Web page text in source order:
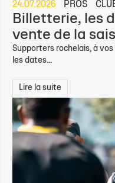
24.07.2026 PROS
Billetterie, les
vente de la
Supporters rochelais, à vos
les dates...
Lire la suite